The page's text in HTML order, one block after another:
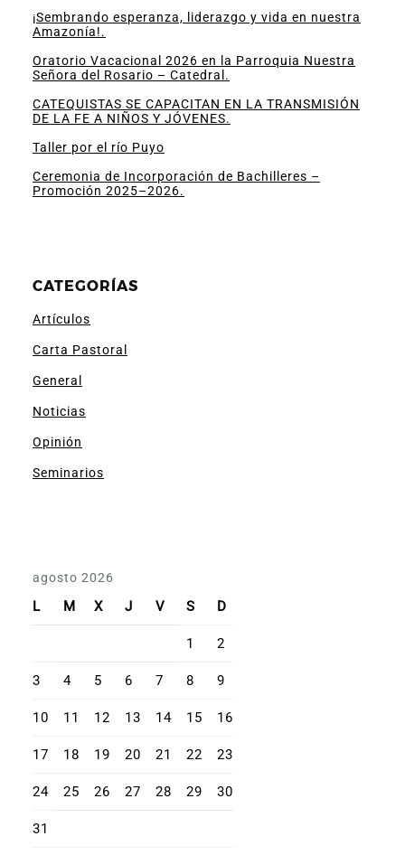
¡Sembrando esperanza, liderazgo y vida en nuestra
Amazonía!.
Oratorio Vacacional 2026 en la Parroquia Nuestra
Señora del Rosario – Catedral.
CATEQUISTAS SE CAPACITAN EN LA TRANSMISIÓN
DE LA FE A NIÑOS Y JÓVENES.
Taller por el río Puyo
Ceremonia de Incorporación de Bachilleres –
Promoción 2025–2026.
CATEGORÍAS
Artículos
Carta Pastoral
General
Noticias
Opinión
Seminarios
agosto 2026
L M X J V S D
1 2
3 4 5 6 7 8 9
10 11 12 13 14 15 16
17 18 19 20 21 22 23
24 25 26 27 28 29 30
31